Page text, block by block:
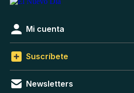
Mi cuenta
Suscríbete
Newsletters